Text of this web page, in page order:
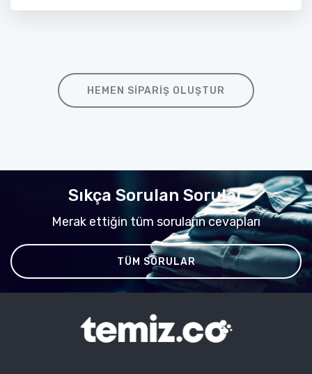
HEMEN SIPARIŞ OLUŞTUR
Sıkça Sorulan Sorular
Merak ettiğin tüm soruların cevapları
TÜM SORULAR